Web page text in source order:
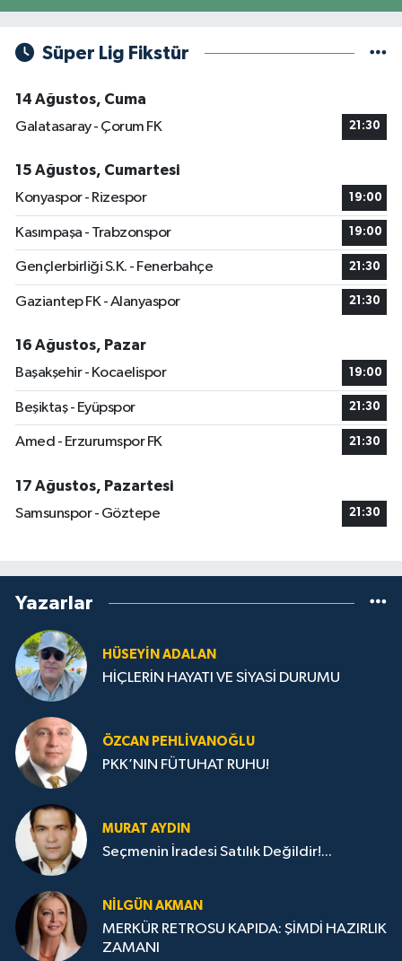
Süper Lig Fikstür
14 Ağustos, Cuma
Galatasaray - Çorum FK
21:30
15 Ağustos, Cumartesi
Konyaspor - Rizespor
19:00
Kasımpaşa - Trabzonspor 19:00
Gençlerbirliği S.K. - Fenerbahçe 21:30
Gaziantep FK - Alanyaspor 21:30
16 Ağustos, Pazar
Başakşehir - Kocaelispor
19:00
Beşiktaş - Eyüpspor 21:30
Amed - Erzurumspor FK 21:30
17 Ağustos, Pazartesi
Samsunspor - Göztepe
21:30
Yazarlar
HÜSEYIN ADALAN
HİÇLERİN HAYATI VE SİYASİ DURUMU
ÖZCAN PEHLIVANOĞLU
PKK’NIN FÜTUHAT RUHU!
MURAT AYDIN
Seçmenin İradesi Satılık Değildir!...
NILGÜN AKMAN
MERKÜR RETROSU KAPIDA: ŞİMDİ HAZIRLIK
ZAMANI